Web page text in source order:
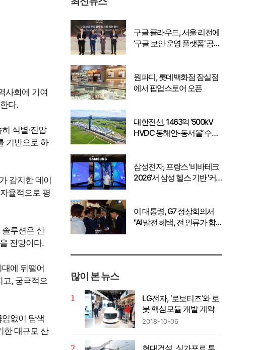
사회에 기여
다.
식별·진압
기반으로 하
감지한 데이
율적으로 평
루션은 산
전망이다.
에 뒤떨어
고, 궁극적으
없이 탐색
한 대규모 산
구글 클라우드, 서울 리전에
‘구글 보안 운영 플랫폼’ 공식
원파디, 롯데백화점 잠실점
에서 팝업스토어 오픈
대한전선, 1463억 ‘500kV
HVDC 동해안-동서울’ 수
삼성전자, 프랑스 '비바테크
2026'서 삼성 헬스 기반 '커
이 대통령, G7 정상회의서
"AI 발전 혜택, 전 인류가 함
많이 본 뉴스
LG전자, ‘로보티즈’와 로
봇 핵심모듈 개발 계약
2018-10-06
현대건설, 싱가포르 투